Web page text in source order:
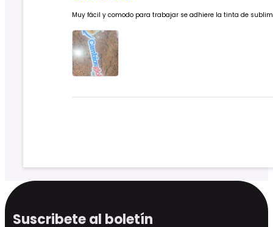
Muy fácil y comodo para trabajar se adhiere la tinta de
Suscribete al boletín